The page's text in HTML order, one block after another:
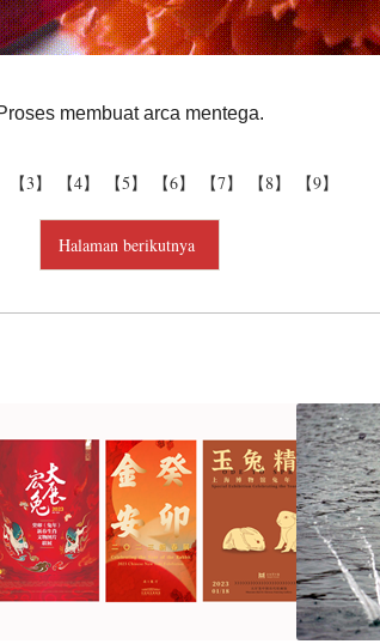
membuat arca mentega.
【3】 【4】 【5】 【6】 【7】 【8】 【9】
Halaman berikutnya